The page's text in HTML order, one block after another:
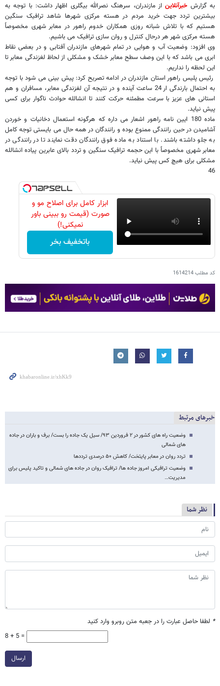
به گزارشخبرآنلایناز مازندران، سرهنگ نصرالله بیگلری اظهار داشت: با توجه به
بیشترین تردد جهت خرید مردم در هسته مرکزی شهرها شاهد ترافیک سنگین
هستیم که با تلاش شبانه روزی همکاران خدوم راهور در معابر شهری مخصوصاً
هسته مرکزی شهر هر درحال کنترل و روان سازی ترافیک می باشیم.
وی افزود: وضعیت آب و هوایی در تمام شهرهای مازندران آفتابی و در بعضی نقاط
ابری می باشد که با این وصف سطح معابر خشک و مشکلی از لحاظ لغزندگی معابر تا
این لحظه را نداریم.
رئیس پلیس راهور استان مازندران در ادامه تصریح کرد: پیش بینی می شود با توجه
به احتمال بارندگی ار 24 ساعت آینده و در نتیجه آن لغزندگی معابر، مسافران و هم
استانی های عزیز با سرعت مطمئنه حرکت کنند تا انشالله حوادث ناگوار برای کسی
پیش نیاید.
ماده 180 ایین نامه راهور اشعار می داره که هرگونه استعمال دخانیات و خوردن
آشامیدن در حین رانندگی ممنوع بوده و رانندگان در همه حال می بایستی توجه کامل
به جلو داشته باشند. با استناد به ماده فوق رانندگان دقت نمایند تا در رانندگی در
معابر شهری مخصوصاً با این حجمه ترافیک سنگین و تردد بالای عابرین پیاده انشالله
مشکلی برای هیچ کس پیش نیاید.
46
ابزار کامل برای اصلاح مو و
صورت (قیمت رو ببینی باور
نمیکنی!)
باتخفیف بخر
کد مطلب1614214
خبرهای مرتبط
وضعیت راه های کشور در ۲ فروردین ۹۳/ سیل یک جاده را بست/ برف و باران در جاده
های شمالی
تردد روان در معابر پایتخت/ کاهش ۵۰ درصدی ترددها
وضعیت ترافیکی امروز جاده ها/ ترافیک روان در جاده های شمالی و تاکید پلیس برای
مدیریت…
نظر شما
* لطفا حاصل عبارت را در جعبه متن روبرو وارد کنید
8 + 5 =
ارسال